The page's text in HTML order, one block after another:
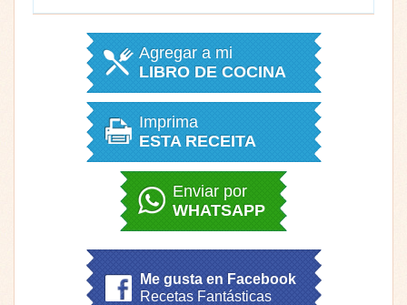
Agregar a mi
LIBRO DE COCINA
Imprima
ESTA RECEITA
Enviar por
WHATSAPP
Me gusta en Facebook
Recetas Fantásticas